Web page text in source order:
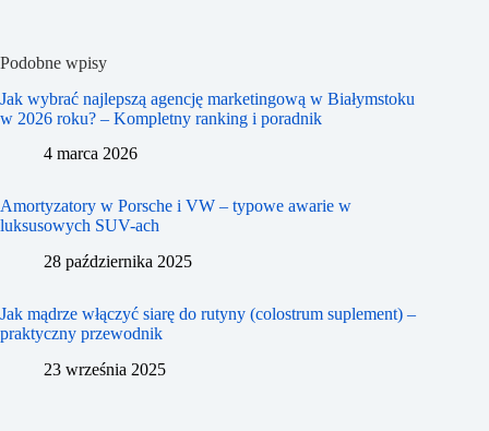
Podobne wpisy
Jak wybrać najlepszą agencję marketingową w Białymstoku
w 2026 roku? – Kompletny ranking i poradnik
4 marca 2026
Amortyzatory w Porsche i VW – typowe awarie w
luksusowych SUV-ach
28 października 2025
Jak mądrze włączyć siarę do rutyny (colostrum suplement) –
praktyczny przewodnik
23 września 2025